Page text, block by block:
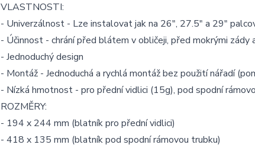
VLASTNOSTI:
- Univerzálnost - Lze instalovat jak na 26", 27.5" a 29"
- Účinnost - chrání před blátem v obličeji, před mokrými zády
- Jednoduchý design
- Montáž - Jednoduchá a rychlá montáž bez použití nářadí
- Nízká hmotnost - pro přední vidlici (15g), pod spodní
ROZMĚRY:
- 194 x 244 mm (blatník pro přední vidlici)
- 418 x 135 mm (blatník pod spodní rámovou trubku)